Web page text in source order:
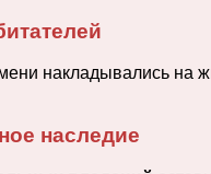
накладывались на
наследие